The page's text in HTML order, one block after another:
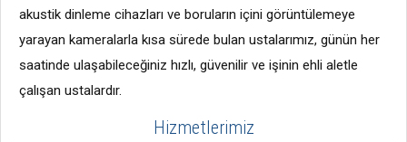
akustik dinleme cihazları ve boruların içini görüntülemeye
yarayan kameralarla kısa sürede bulan ustalarımız, günün her
saatinde ulaşabileceğiniz hızlı, güvenilir ve işinin ehli aletle
çalışan ustalardır.
Hizmetlerimiz